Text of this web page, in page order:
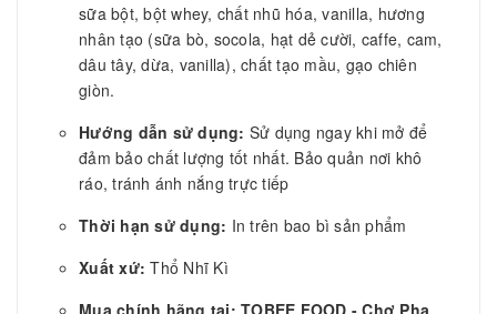
sữa bột, bột whey, chất nhũ hóa, vanilla, hương
nhân tạo (sữa bò, socola, hạt dẻ cười, caffe, cam,
dâu tây, dừa, vanilla), chất tạo mầu, gạo chiên
giòn.
Hướng dẫn sử dụng: Sử dụng ngay khi mở để
đảm bảo chất lượng tốt nhất. Bảo quản nơi khô
ráo, tránh ánh nắng trực tiếp
Thời hạn sử dụng: In trên bao bì sản phẩm
Xuất xứ:Thổ Nhĩ Kì
Mua chính hãng tại: TOBEE FOOD - Chợ Pha